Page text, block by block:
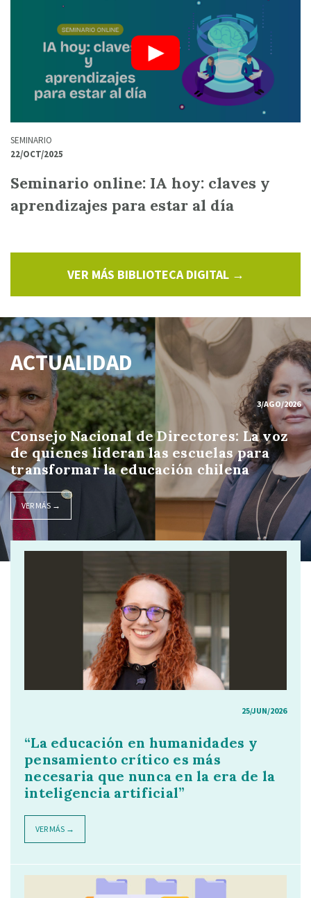
SEMINARIO
22/OCT/2025
Seminario online: IA hoy: claves y
aprendizajes para estar al día
VER MÁS BIBLIOTECA DIGITAL →
ACTUALIDAD
3/AGO/2026
Consejo Nacional de Directores: La voz
de quienes lideran las escuelas para
transformar la educación chilena
VER MÁS →
25/JUN/2026
“La educación en humanidades y
pensamiento crítico es más
necesaria que nunca en la era de la
inteligencia artificial”
VER MÁS →